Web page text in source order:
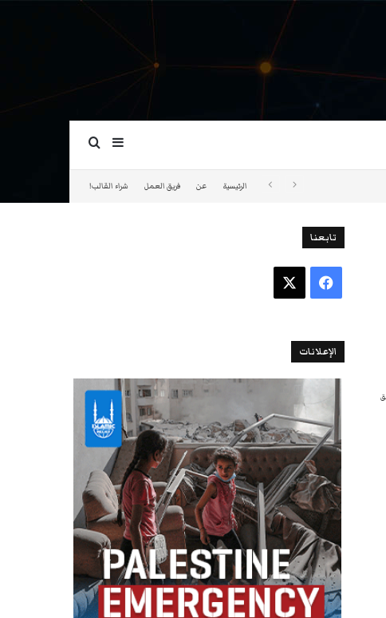
إضافة عمود جانبي
بحث عن
الرئيسية عن فريق العمل شراء القالب!
تابعنا
فيسبوك
الإعلانات